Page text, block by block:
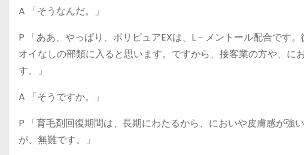
A 「そうなんだ。」
P 「ああ、やっぱり、ポリピュアEXは、L－メントール配合です
オイなしの部類に入ると思います。ですから、接客業の方や、
す。」
A 「そうですか。」
P 「育毛剤回復期間は、長期にわたるから、においや皮膚感が強
が、無難です。」